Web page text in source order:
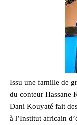
Issu une famille de
du conteur Hassane
Dani Kouyaté fait
à l’Institut africain